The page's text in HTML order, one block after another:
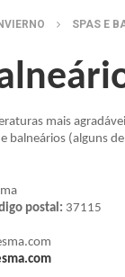
SPAS E
mais
balneários (alguns
postal: 37115